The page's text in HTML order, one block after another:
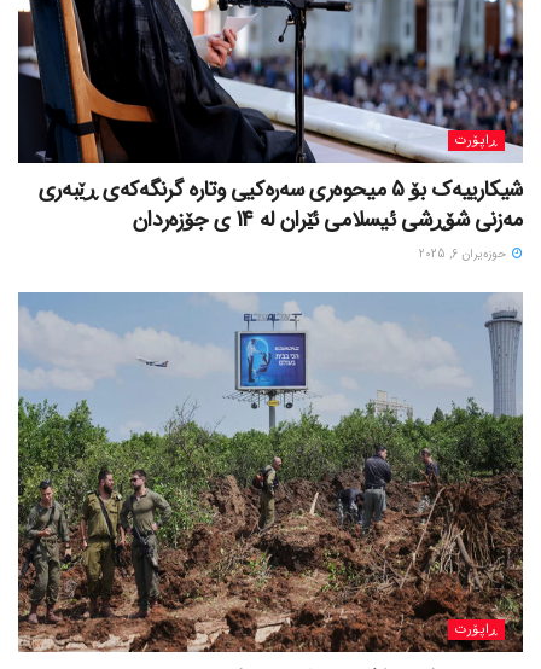
ڕاپۆرت
شیکارییەک بۆ 5 میحوەری سەرەکیی وتارە گرنگەکەی ڕێبەری
مەزنی شۆڕشی ئیسلامی ئێران لە 14 ی جۆزەردان
حوزه‌یران 6, 2025
ڕاپۆرت